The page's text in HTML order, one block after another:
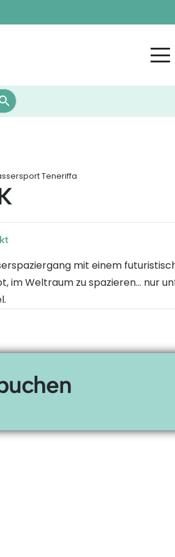
Teneriffa
mit einem
im Weltraum zu spazieren… nur